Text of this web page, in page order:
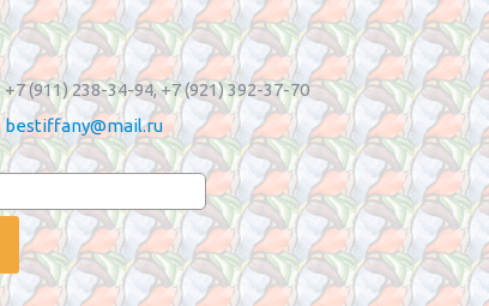
+7 (911) 238-34-94, +7 (921) 392-37-70
bestiffany@mail.ru